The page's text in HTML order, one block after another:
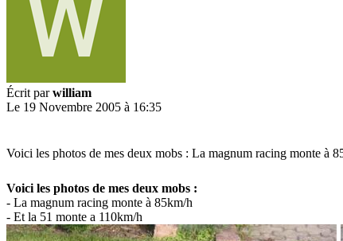
Écrit parwilliam
Le 19 Novembre 2005 à 16:35
Voici les photos de mes deux mobs : La magnum racing monte à
Voici les photos de mes deux mobs :
- La magnum racing monte à 85km/h
- Et la 51 monte a 110km/h